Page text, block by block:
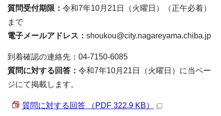
質問受付期限： 令和7年10月21日（火曜日）（正午必着）
まで
電子メールアドレス： shoukou@city.nagareyama.chiba.jp
到着確認の連絡先：04-7150-6085
質問に対する回答： 令和7年10月21日（火曜日）に当ペー
ジにて掲載します。
質問に対する回答 （PDF 322.9 KB）